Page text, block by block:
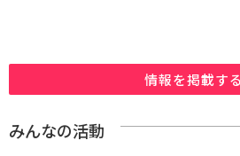
情報を掲載する
みんなの活動